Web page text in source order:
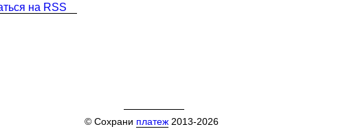
на RSS
© Сохрани платеж2013-2026